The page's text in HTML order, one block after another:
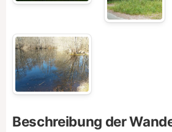
Beschreibung der